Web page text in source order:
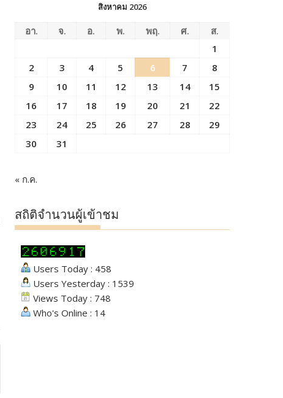
สิงหาคม 2026
อา. จ. อ. พ. พฤ. ศ.
ส.
1
2
3 4 5 6 7
8
9
10 11 12 13 14
15
16
17 18 19 20 21
22
23
24 25 26 27 28
29
30
31
« ก.ค.
สถิติจำนวนผู้เข้าชม
Users Today : 458
Users Yesterday : 1539
Views Today : 748
Who's Online : 14